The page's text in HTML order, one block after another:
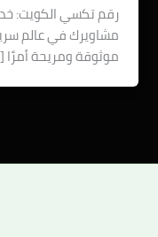
رقم تكسي الكويت:
مشاويرك في عالم
موثوقة ومريحة